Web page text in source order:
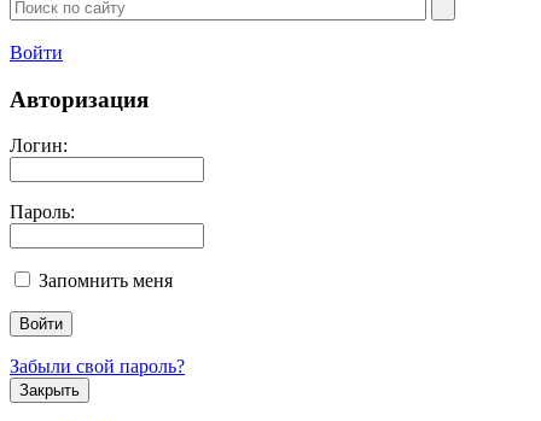
Войти
Авторизация
Логин:
Пароль:
Запомнить меня
Забыли свой пароль?
Закрыть